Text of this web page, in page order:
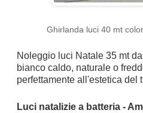
Ghirlanda luci 40 mt
Noleggio luci Natale 35 mt
bianco caldo, naturale o
perfettamente all'estetica del
Luci natalizie a batteria -